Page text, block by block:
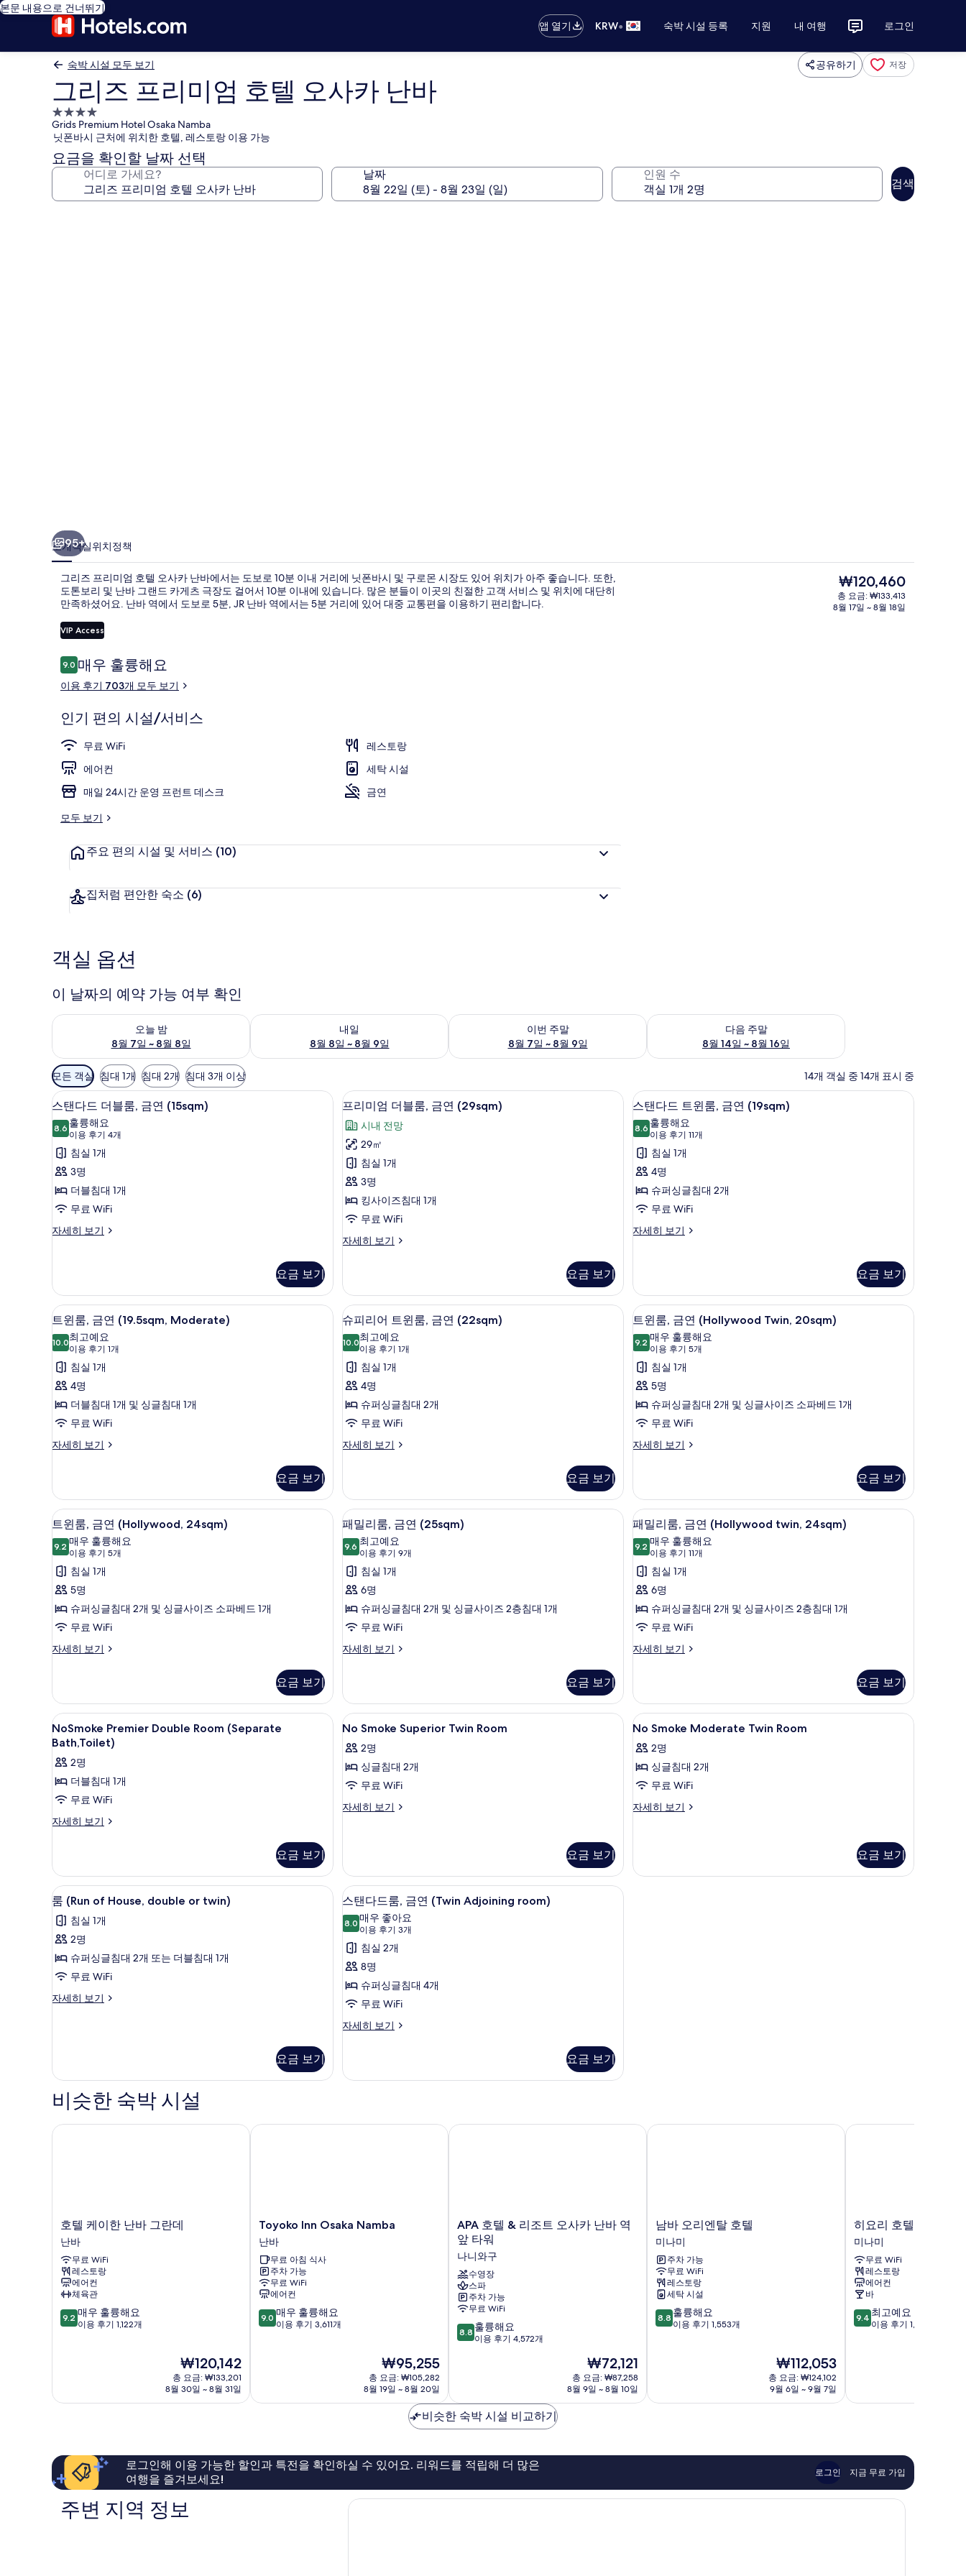
본문 내용으로 건너뛰기
앱 열기
KRW• 숙박 시설 등록 지원 내 여행 로그인
숙박 시설 모두 보기 공유하기 저장
그리즈 프리미엄 호텔 오사카 난바
4.0
성
급
숙
박
Grids Premium Hotel Osaka Namba
닛폰바시 근처에 위치한 호텔, 레스토랑 이용 가능
요금을 확인할 날짜 선택
어디로 가세요? 날짜 인원 수
검색
의
사
진
갤
러
리
95+
소개객실위치정책
그리즈 프리미엄 호텔 오사카 난바에서는 도보로 10분 이내 거리에 닛폰바시 및 구로몬 시장도 있어 위치가 아주 좋습니다. 또한,
도톤보리 및 난바 그랜드 카게츠 극장도 걸어서 10분 이내에 있습니다. 많은 분들이 이곳의 친절한 고객 서비스 및 위치에 대단히
만족하셨어요. 난바 역에서 도보로 5분, JR 난바 역에서는 5분 거리에 있어 대중 교통편을 이용하기 편리합니다.
VIP Access
이
용
후
9.010점 만점 중 9.0점.
매우 훌륭해요
이용 후기 703개 모두 보기
인기 편의 시설/서비스
무료 WiFi
레스토랑
에어컨
세탁 시설
매일 24시간 운영 프런트 데스크
금연
모두 보기
주요 편의 시설 및 서비스 (10)
집처럼 편안한 숙소 (6)
현
재
가
₩120,460
총 요금: ₩133,413
8월 17일 ~ 8월 18일
객실 옵션
이 날짜의 예약 가능 여부 확인
오늘 밤
8월 7일 ~ 8월 8일
오늘 밤 예약 가능 여부 확인, 8월 7일 ~ 8월 8일
내일
8월 8일 ~ 8월 9일
내일 예약 가능 여부 확인, 8월 8일 ~ 8월 9일
이번 주말
8월 7일 ~ 8월 9일
이번 주말 예약 가능 여부 확인, 8월 7일 ~ 8월 9일
다음 주말
8월 14일 ~ 8월 16일
다음 주말 예약 가능 여부 확인, 8월 14일 ~ 8월 16일
객
실
에
사
용
가
능
필
터
모든 객실 침대 1개 침대 2개 침대 3개 이상 14개 객실 중 14개 표시 중
스
탠
다
드
더
블
룸,
금
사
진
모
두
보
기
9
스탠다드 더블룸, 금연 (15sqm)
8.68.6점 만점 중 10점
훌륭해요
이용 후기 4개
(이
용
후
기
개)
침실 1개
3명
더블침대 1개
무료 WiFi
자세히 보기
스
블
룸,
금
연
(15sqm)
자
세
히
보
기
요금 보기
프
리
미
엄
더
블
룸,
연
사
진
모
두
보
기
12
프리미엄 더블룸, 금연 (29sqm)
시내 전망
29㎡
침실 1개
3명
킹사이즈침대 1개
무료 WiFi
자세히 보기
프
더
블
룸,
금
연
(29sqm)
자
세
보
기
요금 보기
스
탠
다
드
트
윈
룸,
금
사
진
모
두
보
기
9
스탠다드 트윈룸, 금연 (19sqm)
8.68.6점 만점 중 10점
훌륭해요
이용 후기 11개
(이
용
후
기
11
개)
침실 1개
4명
슈퍼싱글침대 2개
무료 WiFi
자세히 보기
스
윈
룸,
금
연
(19sqm)
자
세
히
보
기
요금 보기
트
윈
룸,
금
연
(19.5sqm,
Moderate)
사
두
보
기
11
트윈룸, 금연 (19.5sqm, Moderate)
10.010.0점 만점 중 10점
최고예요
이용 후기 1개
(이
용
후
기
개)
침실 1개
4명
더블침대 1개 및 싱글침대 1개
무료 WiFi
자세히 보기
트
연
(19.5sqm,
Moderate)
세
보
기
요금 보기
슈
피
리
어
트
윈
룸,
금
사
진
모
두
보
기
8
슈피리어 트윈룸, 금연 (22sqm)
10.010.0점 만점 중 10점
최고예요
이용 후기 1개
(이
용
후
기
개)
침실 1개
4명
슈퍼싱글침대 2개
무료 WiFi
자세히 보기
슈
트
윈
룸,
금
연
(22sqm)
자
세
보
기
요금 보기
트
윈
룸,
금
연
(Hollywood
Twin,
20sqm)
모
두
보
기
트윈룸, 금연 (Hollywood Twin, 20sqm) | 방음
11
트윈룸, 금연 (Hollywood Twin, 20sqm)
9.29.2점 만점 중 10점
매우 훌륭해요
이용 후기 5개
(이
용
후
기
5
개)
침실 1개
5명
슈퍼싱글침대 2개 및 싱글사이즈 소파베드 1개
무료 WiFi
자세히 보기
트
연
(Hollywood
Twin,
20sqm)
자
히
보
요금 보기
트
윈
룸,
금
연
(Hollywood,
24sqm)
사
두
보
기
11
트윈룸, 금연 (Hollywood, 24sqm)
9.29.2점 만점 중 10점
매우 훌륭해요
이용 후기 5개
(이
용
후
기
5
개)
침실 1개
5명
슈퍼싱글침대 2개 및 싱글사이즈 소파베드 1개
무료 WiFi
자세히 보기
트
연
(Hollywood,
24sqm)
자
히
보
요금 보기
패
밀
리
룸,
금
연
(25sqm)
사
두
보
기
11
패밀리룸, 금연 (25sqm)
9.69.6점 만점 중 10점
최고예요
이용 후기 9개
(이
용
후
기
9
개)
침실 1개
6명
슈퍼싱글침대 2개 및 싱글사이즈 2층침대 1개
무료 WiFi
자세히 보기
패
금
연
(25sqm)
세
히
기
요금 보기
패
밀
리
룸,
금
연
(Hollywood
twin,
진
모
두
보
기
14
패밀리룸, 금연 (Hollywood twin, 24sqm)
9.29.2점 만점 중 10점
매우 훌륭해요
이용 후기 11개
(이
용
후
기
11
개)
침실 1개
6명
슈퍼싱글침대 2개 및 싱글사이즈 2층침대 1개
무료 WiFi
자세히 보기
패
금
연
(Hollywood
24sqm)
자
히
보
기
요금 보기
NoSmoke
Premier
Double
Room
(Separate
Bath,Toilet)
사
두
보
기
1
NoSmoke Premier Double Room (Separate
Bath,Toilet)
2명
더블침대 1개
무료 WiFi
자세히 보기
NoSmoke
(Separate
Bath,Toilet)
자
세
히
보
요금 보기
No
Smoke
Superior
Twin
Room
사
보
기
1
No Smoke Superior Twin Room
2명
싱글침대 2개
무료 WiFi
자세히 보기
No
자
세
히
보
기
요금 보기
No
Smoke
Moderate
Twin
Room
사
보
1
No Smoke Moderate Twin Room
2명
싱글침대 2개
무료 WiFi
자세히 보기
No
자
요금 보기
룸
(Run
of
House,
double
or
twin)
두
보
기
9
룸 (Run of House, double or twin)
침실 1개
2명
슈퍼싱글침대 2개 또는 더블침대 1개
무료 WiFi
자세히 보기
룸
twin)
세
보
요금 보기
스
탠
다
드
룸,
금
연
(Twin
사
두
9
스탠다드룸, 금연 (Twin Adjoining room)
8.08.0점 만점 중 10점
매우 좋아요
이용 후기 3개
(이
용
후
기
3
개)
침실 2개
8명
슈퍼싱글침대 4개
무료 WiFi
자세히 보기
스
룸,
Adjoining
요금 보기
비슷한 숙박 시설
호
텔
케
이
한
난
바
그
란
호텔 케이한 난바 그란데
난바
무료 WiFi
레스토랑
에어컨
체육관
10
점
매
해
요,
이
용
후
9.2 매우 훌륭해요
이용 후기 1,122개
현
재
요
₩120,142
총 요금: ₩133,201
8월 30일 ~ 8월 31일
호텔 케이한 난바 그란데
Toyoko
Inn
Osaka
Namba
난
바
Toyoko Inn Osaka Namba
난바
무료 아침 식사
주차 가능
무료 WiFi
에어컨
10
점
매
해
요,
용
9.0 매우 훌륭해요
이용 후기 3,611개
현
재
요
₩95,255
₩95,255
총 요금: ₩105,282
8월 19일 ~ 8월 20일
Toyoko Inn Osaka Namba
APA
호
텔
&
리
조
트
오
사
카
타
워
나
와
구
APA 호텔 & 리조트 오사카 난바 역
앞 타워
나니와구
수영장
스파
주차 가능
무료 WiFi
10
점
점,
훌
륭
요,
이
후
8.8 훌륭해요
이용 후기 4,572개
현
재
요
₩72,121
총 요금: ₩87,258
8월 9일 ~ 8월 10일
APA 호텔 & 리조트 오사카 난바 역앞 타워
남
바
오
리
엔
탈
호
텔
미
남바 오리엔탈 호텔
미나미
주차 가능
무료 WiFi
레스토랑
세탁 시설
10
점
훌
이
기
8.8 훌륭해요
이용 후기 1,553개
현
재
요
₩112,053
총 요금: ₩124,102
9월 6일 ~ 9월 7일
남바 오리엔탈 호텔
히
요
리
호
텔
오
사
카
남
미
히요리 호텔 오사카
미나미
무료 WiFi
레스토랑
에어컨
바
10
점
최
이
용
후
기
9.4 최고예요
이용 후기 1,306개
히요리 호텔 오사카 남
비슷한 숙박 시설 비교하기
로그인해 이용 가능한 할인과 특전을 확인하실 수 있어요. 리워드를 적립해 더 많은
여행을 즐겨보세요!
로그인 지금 무료 가입
주변 지역 정보